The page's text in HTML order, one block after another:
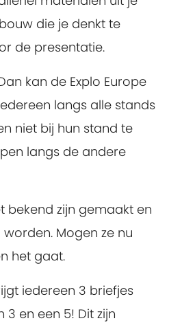
die je denkt te
de presentatie.
kan de Explo Europe
langs alle stands
niet bij hun stand te
langs de andere
bekend zijn gemaakt en
Mogen ze nu
het gaat.
iedereen 3 briefjes
3 en een 5! Dit zijn